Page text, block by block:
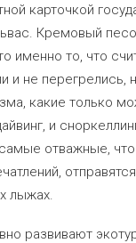
карточкой
Кремовый
именно то, что
и не перегрелись,
какие только
и
отважные,
отправятся
лыжах.
развивают